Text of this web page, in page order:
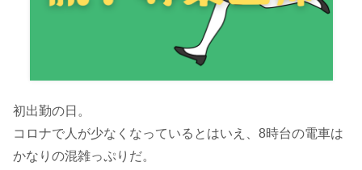
初出勤の日。
コロナで人が少なくなっているとはいえ、8時台の電車は
かなりの混雑っぷりだ。